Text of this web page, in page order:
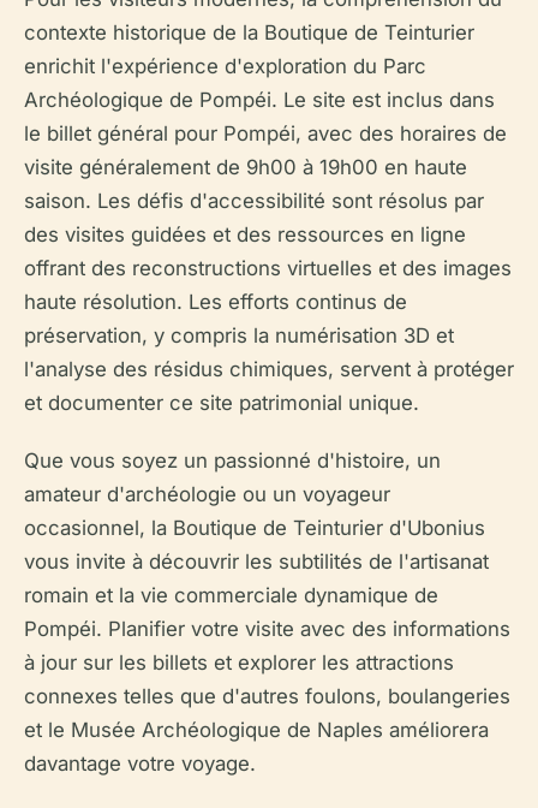
contexte historique de la Boutique de Teinturier
enrichit l'expérience d'exploration du Parc
Archéologique de Pompéi. Le site est inclus dans
le billet général pour Pompéi, avec des horaires de
visite généralement de 9h00 à 19h00 en haute
saison. Les défis d'accessibilité sont résolus par
des visites guidées et des ressources en ligne
offrant des reconstructions virtuelles et des images
haute résolution. Les efforts continus de
préservation, y compris la numérisation 3D et
l'analyse des résidus chimiques, servent à protéger
et documenter ce site patrimonial unique.
Que vous soyez un passionné d'histoire, un
amateur d'archéologie ou un voyageur
occasionnel, la Boutique de Teinturier d'Ubonius
vous invite à découvrir les subtilités de l'artisanat
romain et la vie commerciale dynamique de
Pompéi. Planifier votre visite avec des informations
à jour sur les billets et explorer les attractions
connexes telles que d'autres foulons, boulangeries
et le Musée Archéologique de Naples améliorera
davantage votre voyage.